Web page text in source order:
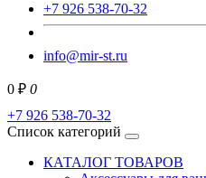
+7 926 538-70-32
info@mir-st.ru
0 ₽ 0
+7 926 538-70-32
Список категорий
КАТАЛОГ ТОВАРОВ